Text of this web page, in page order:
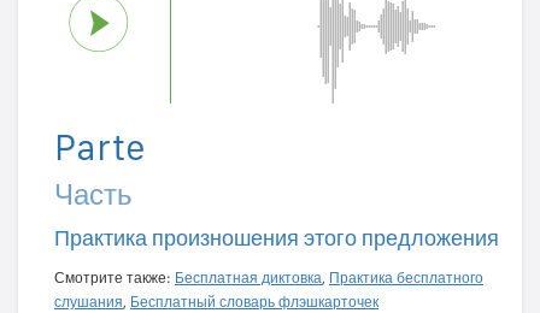
Parte
Часть
Практика произношения этого предложения
Смотрите также: Бесплатная диктовка, Практика бесплатного
слушания, Бесплатный словарь флэшкарточек